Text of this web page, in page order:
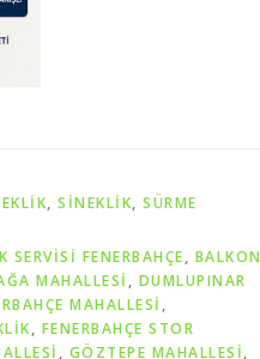
, SİNEKLİK, SÜRME
SERVISI FENERBAHÇE, BALKON
MAHALLESİ , DUMLUPINAR
MAHALLESİ ,
, FENERBAHÇE STOR
, GÖZTEPE MAHALLESİ,